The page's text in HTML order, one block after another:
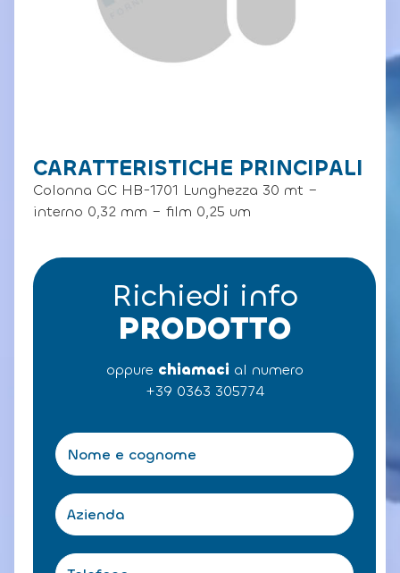
CARATTERISTICHE PRINCIPALI
Colonna GC HB-1701 Lunghezza 30 mt –
interno 0,32 mm – film 0,25 um
Richiedi info
PRODOTTO
oppure chiamaci al numero
+39 0363 305774
N
o
m
e
e
c
g
A
z
e
T